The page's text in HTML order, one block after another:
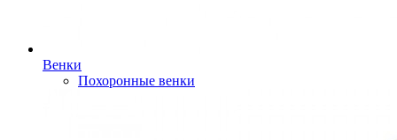
Венки
Похоронные венки